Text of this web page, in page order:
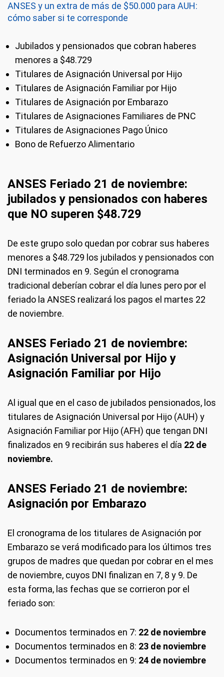
ANSES y un extra de más de $50.000 para AUH:
cómo saber si te corresponde
Jubilados y pensionados que cobran haberes
menores a $48.729
Titulares de Asignación Universal por Hijo
Titulares de Asignación Familiar por Hijo
Titulares de Asignación por Embarazo
Titulares de Asignaciones Familiares de PNC
Titulares de Asignaciones Pago Único
Bono de Refuerzo Alimentario
ANSES Feriado 21 de noviembre:
jubilados y pensionados con haberes
que NO superen $48.729
De este grupo solo quedan por cobrar sus haberes
menores a $48.729 los jubilados y pensionados con
DNI terminados en 9. Según el cronograma
tradicional deberían cobrar el día lunes pero por el
feriado la ANSES realizará los pagos el martes 22
de noviembre.
ANSES Feriado 21 de noviembre:
Asignación Universal por Hijo y
Asignación Familiar por Hijo
Al igual que en el caso de jubilados pensionados, los
titulares de Asignación Universal por Hijo (AUH) y
Asignación Familiar por Hijo (AFH) que tengan DNI
finalizados en 9 recibirán sus haberes el día 22 de
noviembre.
ANSES Feriado 21 de noviembre:
Asignación por Embarazo
El cronograma de los titulares de Asignación por
Embarazo se verá modificado para los últimos tres
grupos de madres que quedan por cobrar en el mes
de noviembre, cuyos DNI finalizan en 7, 8 y 9. De
esta forma, las fechas que se corrieron por el
feriado son:
Documentos terminados en 7: 22 de noviembre
Documentos terminados en 8: 23 de noviembre
Documentos terminados en 9: 24 de noviembre